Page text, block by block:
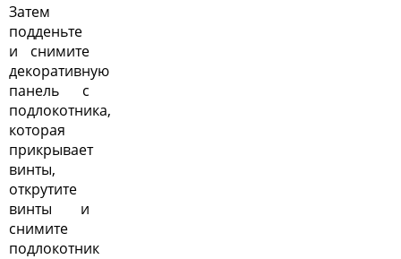
Затем
подденьте
и снимите
декоративную
панель с
подлокотника,
которая
прикрывает
винты,
открутите
винты и
снимите
подлокотник